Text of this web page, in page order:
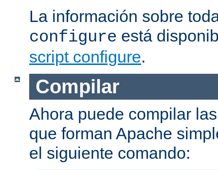
La información sobre
configure está
script configure.
Compilar
Ahora puede compilar
que forman Apache
el siguiente comando: